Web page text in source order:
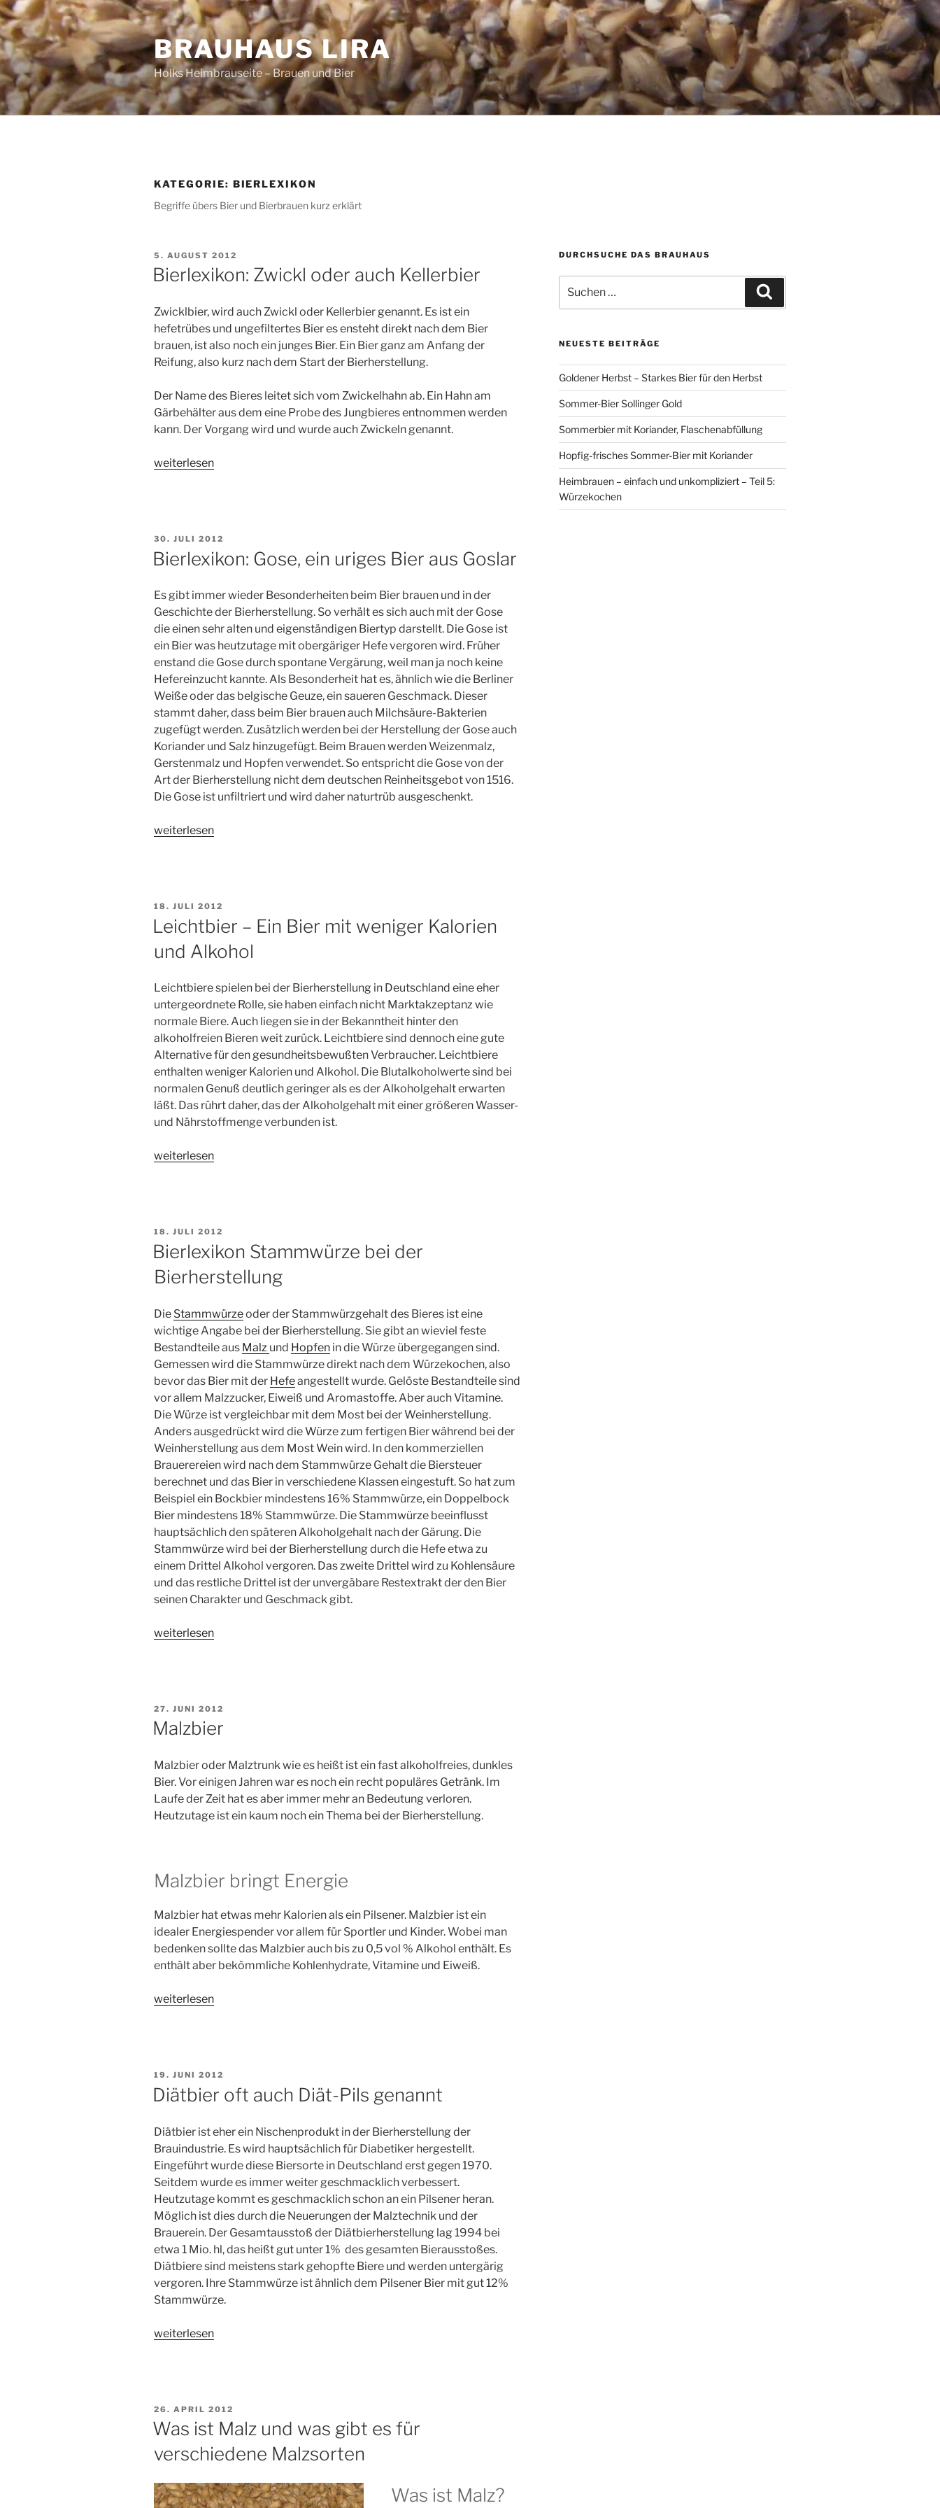
Zum
Inhalt
springen
BRAUHAUS LIRA
Holks Heimbrauseite – Brauen und Bier
KATEGORIE: BIERLEXIKON
Begriffe übers Bier und Bierbrauen kurz erklärt
VERÖFFENTLICHT
AM
5. AUGUST 2012
Bierlexikon: Zwickl oder auch Kellerbier
Zwicklbier, wird auch Zwickl oder Kellerbier genannt. Es ist ein
hefetrübes und ungefiltertes Bier es ensteht direkt nach dem Bier
brauen, ist also noch ein junges Bier. Ein Bier ganz am Anfang der
Reifung, also kurz nach dem Start der Bierherstellung.
Der Name des Bieres leitet sich vom Zwickelhahn ab. Ein Hahn am
Gärbehälter aus dem eine Probe des Jungbieres entnommen werden
kann. Der Vorgang wird und wurde auch Zwickeln genannt.
„Bierlexikon:
weiterlesen
VERÖFFENTLICHT
30. JULI 2012
Bierlexikon: Gose, ein uriges Bier aus Goslar
Es gibt immer wieder Besonderheiten beim Bier brauen und in der
Geschichte der Bierherstellung. So verhält es sich auch mit der Gose
die einen sehr alten und eigenständigen Biertyp darstellt. Die Gose ist
ein Bier was heutzutage mit obergäriger Hefe vergoren wird. Früher
enstand die Gose durch spontane Vergärung, weil man ja noch keine
Hefereinzucht kannte. Als Besonderheit hat es, ähnlich wie die Berliner
Weiße oder das belgische Geuze, ein saueren Geschmack. Dieser
stammt daher, dass beim Bier brauen auch Milchsäure-Bakterien
zugefügt werden. Zusätzlich werden bei der Herstellung der Gose auch
Koriander und Salz hinzugefügt. Beim Brauen werden Weizenmalz,
Gerstenmalz und Hopfen verwendet. So entspricht die Gose von der
Art der Bierherstellung nicht dem deutschen Reinheitsgebot von 1516.
Die Gose ist unfiltriert und wird daher naturtrüb ausgeschenkt.
„Bierlexikon:
aus
Goslar“
weiterlesen
VERÖFFENTLICHT
AM
18. JULI 2012
Leichtbier – Ein Bier mit weniger Kalorien
und Alkohol
Leichtbiere spielen bei der Bierherstellung in Deutschland eine eher
untergeordnete Rolle, sie haben einfach nicht Marktakzeptanz wie
normale Biere. Auch liegen sie in der Bekanntheit hinter den
alkoholfreien Bieren weit zurück. Leichtbiere sind dennoch eine gute
Alternative für den gesundheitsbewußten Verbraucher. Leichtbiere
enthalten weniger Kalorien und Alkohol. Die Blutalkoholwerte sind bei
normalen Genuß deutlich geringer als es der Alkoholgehalt erwarten
läßt. Das rührt daher, das der Alkoholgehalt mit einer größeren Wasser-
und Nährstoffmenge verbunden ist.
„Leichtbier
Kalorien
und
weiterlesen
VERÖFFENTLICHT
AM
18. JULI 2012
Bierlexikon Stammwürze bei der
Bierherstellung
Die Stammwürzeoder der Stammwürzgehalt des Bieres ist eine
wichtige Angabe bei der Bierherstellung. Sie gibt an wieviel feste
Bestandteile aus Malz und Hopfen in die Würze übergegangen sind.
Gemessen wird die Stammwürze direkt nach dem Würzekochen, also
bevor das Bier mit der Hefeangestellt wurde. Gelöste Bestandteile sind
vor allem Malzzucker, Eiweiß und Aromastoffe. Aber auch Vitamine.
Die Würze ist vergleichbar mit dem Most bei der Weinherstellung.
Anders ausgedrückt wird die Würze zum fertigen Bier während bei der
Weinherstellung aus dem Most Wein wird. In den kommerziellen
Brauerereien wird nach dem Stammwürze Gehalt die Biersteuer
berechnet und das Bier in verschiedene Klassen eingestuft. So hat zum
Beispiel ein Bockbier mindestens 16% Stammwürze, ein Doppelbock
Bier mindestens 18% Stammwürze. Die Stammwürze beeinflusst
hauptsächlich den späteren Alkoholgehalt nach der Gärung. Die
Stammwürze wird bei der Bierherstellung durch die Hefe etwa zu
einem Drittel Alkohol vergoren. Das zweite Drittel wird zu Kohlensäure
und das restliche Drittel ist der unvergäbare Restextrakt der den Bier
seinen Charakter und Geschmack gibt.
„Bierlexikon
weiterlesen
VERÖFFENTLICHT
AM
27. JUNI 2012
Malzbier
Malzbier oder Malztrunk wie es heißt ist ein fast alkoholfreies, dunkles
Bier. Vor einigen Jahren war es noch ein recht populäres Getränk. Im
Laufe der Zeit hat es aber immer mehr an Bedeutung verloren.
Heutzutage ist ein kaum noch ein Thema bei der Bierherstellung.
Malzbier bringt Energie
Malzbier hat etwas mehr Kalorien als ein Pilsener. Malzbier ist ein
idealer Energiespender vor allem für Sportler und Kinder. Wobei man
bedenken sollte das Malzbier auch bis zu 0,5 vol % Alkohol enthält. Es
enthält aber bekömmliche Kohlenhydrate, Vitamine und Eiweiß.
„Malzbier“
weiterlesen
VERÖFFENTLICHT
AM
19. JUNI 2012
Diätbier oft auch Diät-Pils genannt
Diätbier ist eher ein Nischenprodukt in der Bierherstellung der
Brauindustrie. Es wird hauptsächlich für Diabetiker hergestellt.
Eingeführt wurde diese Biersorte in Deutschland erst gegen 1970.
Seitdem wurde es immer weiter geschmacklich verbessert.
Heutzutage kommt es geschmacklich schon an ein Pilsener heran.
Möglich ist dies durch die Neuerungen der Malztechnik und der
Brauerein. Der Gesamtausstoß der Diätbierherstellung lag 1994 bei
etwa 1 Mio. hl, das heißt gut unter 1% des gesamten Bierausstoßes.
Diätbiere sind meistens stark gehopfte Biere und werden untergärig
vergoren. Ihre Stammwürze ist ähnlich dem Pilsener Bier mit gut 12%
Stammwürze.
„Diätbier
genannt“
weiterlesen
VERÖFFENTLICHT
AM
26. APRIL 2012
Was ist Malz und was gibt es für
verschiedene Malzsorten
Was ist Malz?
DURCHSUCHE DAS BRAUHAUS
nach:
NEUESTE BEITRÄGE
Goldener Herbst – Starkes Bier für den Herbst
Sommer-Bier Sollinger Gold
Sommerbier mit Koriander, Flaschenabfüllung
Hopfig-frisches Sommer-Bier mit Koriander
Heimbrauen – einfach und unkompliziert – Teil 5:
Würzekochen